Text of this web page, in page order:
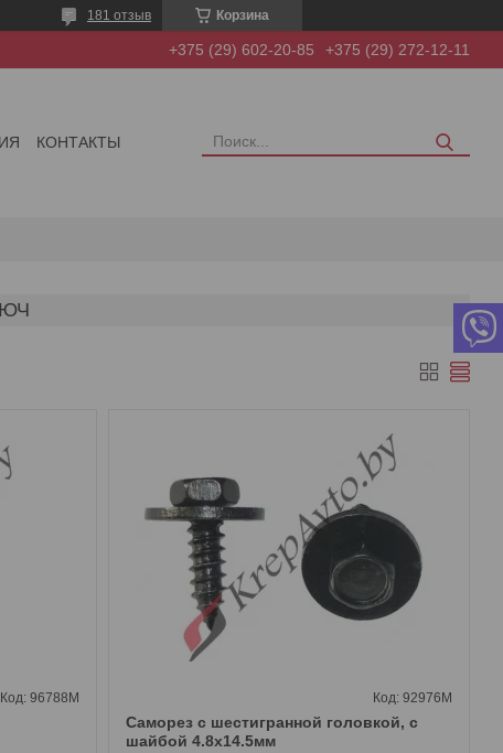
Корзина
181 отзыв
+375 (29) 602-20-85 +375 (29) 272-12-11
КОНТАКТЫ
96788M
Саморез с шестигранной головкой, с
шайбой 4.8х14.5мм
92976M